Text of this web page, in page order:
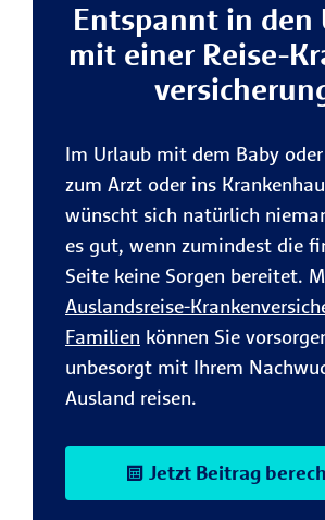
Entspannt in den
mit einer Reise-
Im Urlaub mit dem Baby
zum Arzt oder ins
wünscht sich natürlich
es gut, wenn zumindest die
Seite keine Sorgen bereitet.
Auslandsreise-
Familien können Sie
unbesorgt mit Ihrem
Ausland reisen.
Jetzt Beitrag